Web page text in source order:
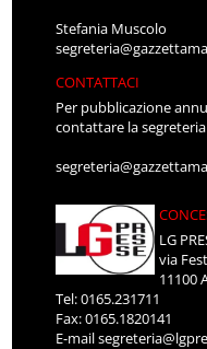
Stefania Muscolo
CONTATTACI
Per pubblicazione
contattare la
LG
via
11100
Tel: 0165.231711
Fax: 0165.1820141
E-mail